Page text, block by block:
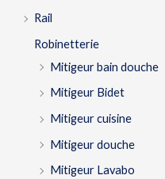
Rail
Robinetterie
Mitigeur bain douche
Mitigeur Bidet
Mitigeur cuisine
Mitigeur douche
Mitigeur Lavabo